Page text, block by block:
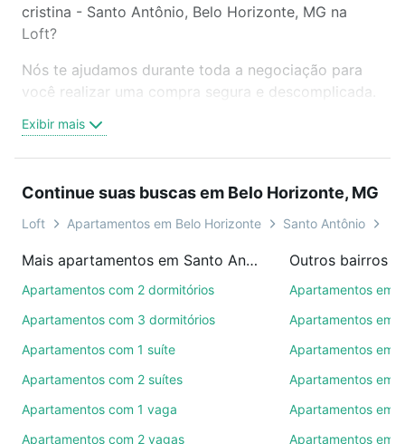
cristina - Santo Antônio, Belo Horizonte, MG na
Loft?
Nós te ajudamos durante toda a negociação para
você realizar uma compra segura e descomplicada.
trabalho e do metrô, aqui você vai encontrar a
oferta ideal de Apartamentos à venda em rua
conquistar seu sonho. Agende uma visita presencial
ou por videochamada, é grátis, sem compromisso e
imobiliárias te ajudando na compra, venda ou troca
de imóveis.
Como escolher um imóvel?
Use barra de busca no topo para pesquisar por
ruas, bairros e até condomínios favoritos. Você
também pode usar os filtros como quantidade de
Exibir mais
Continue suas buscas em Belo Horizonte, MG
Loft Apartamentos em Belo Horizonte Santo Antônio
Mais apartamentos em Santo Antônio
Apartamentos com 2 dormitórios
Apartamentos com 3 dormitórios
Apartamentos com 1 suíte
Apartamentos com 2 suítes
Apartamentos com 1 vaga
Apartamentos com 2 vagas
Apartamentos em
Apartamentos em
Apartamentos em
Apartamentos em
Apartamentos em
Apartamentos em